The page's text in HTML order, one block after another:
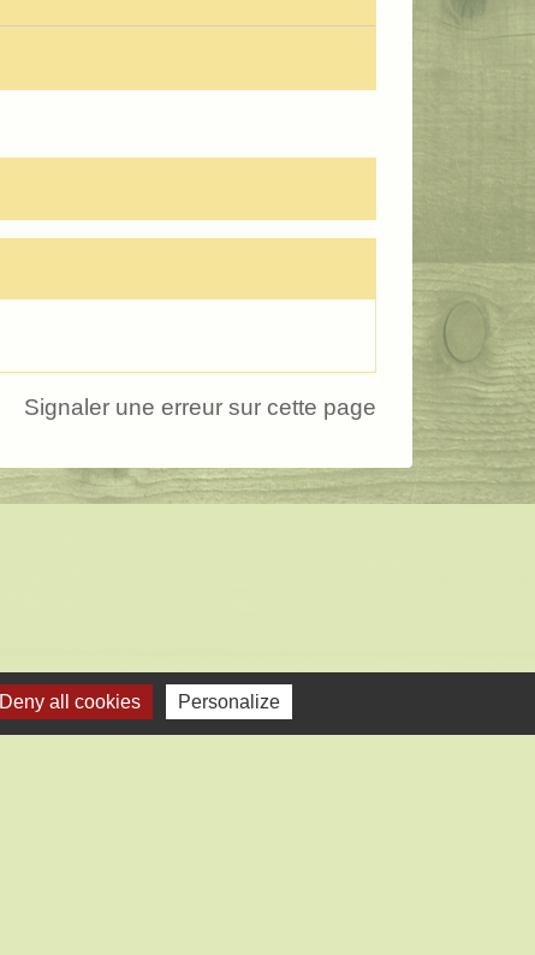
Signaler une erreur sur cette page
Deny all cookies Personalize